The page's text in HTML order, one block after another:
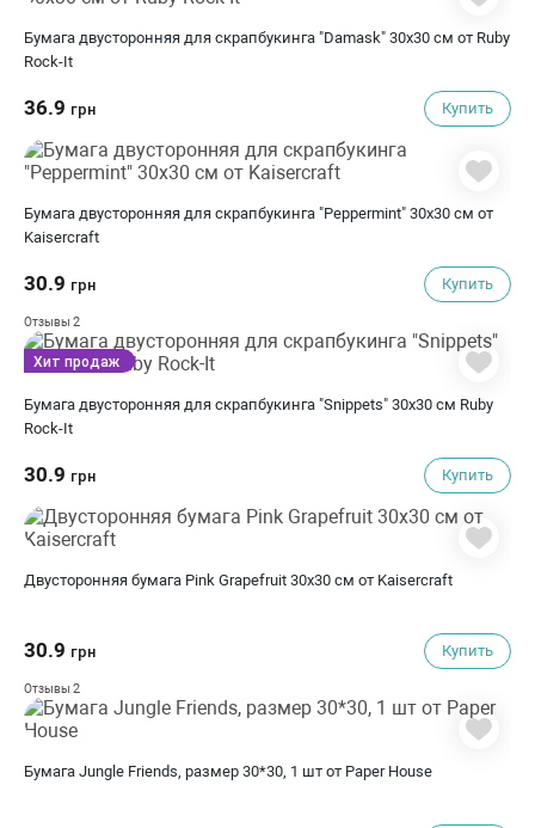
Бумага двусторонняя для скрапбукинга "Damask" 30х30 см от Ruby
Rock-It
36.9 грн Купить
Бумага двусторонняя для скрапбукинга "Peppermint" 30х30 см от
Kaisercraft
30.9 грн Купить
Отзывы 2
Бумага двусторонняя для скрапбукинга "Snippets" 30х30 см Ruby
Rock-It
30.9 грн Купить
Хит продаж
Двусторонняя бумага Pink Grapefruit 30х30 см от Kaisercraft
30.9 грн Купить
Отзывы 2
Бумага Jungle Friends, размер 30*30, 1 шт от Paper House